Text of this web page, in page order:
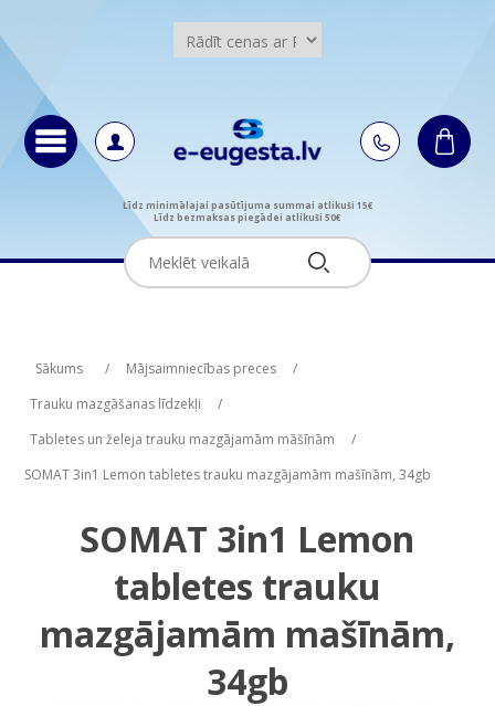
Līdz minimālajai pasūtījuma summai atlikuši 15€
Līdz bezmaksas piegādei atlikuši 50€
Sākums / Mājsaimniecības preces
/
Trauku mazgāšanas līdzekļi
/
Tabletes un želeja trauku mazgājamām māšīnām
/
SOMAT 3in1 Lemon tabletes trauku mazgājamām mašīnām, 34gb
SOMAT 3in1 Lemon
tabletes trauku
mazgājamām mašīnām,
34gb